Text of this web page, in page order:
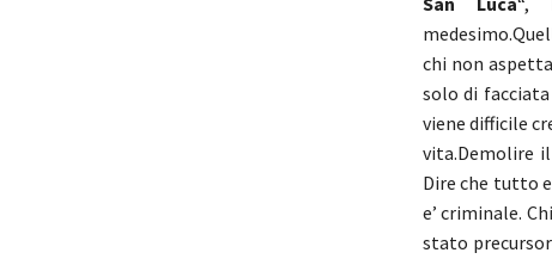
chi non
solo di
viene difficile
vita.Demolire
Dire che tutto
e’ criminale.
stato